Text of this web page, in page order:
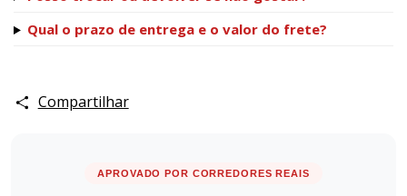
Qual o prazo de entrega e o valor do frete?
Compartilhar
APROVADO POR CORREDORES REAIS